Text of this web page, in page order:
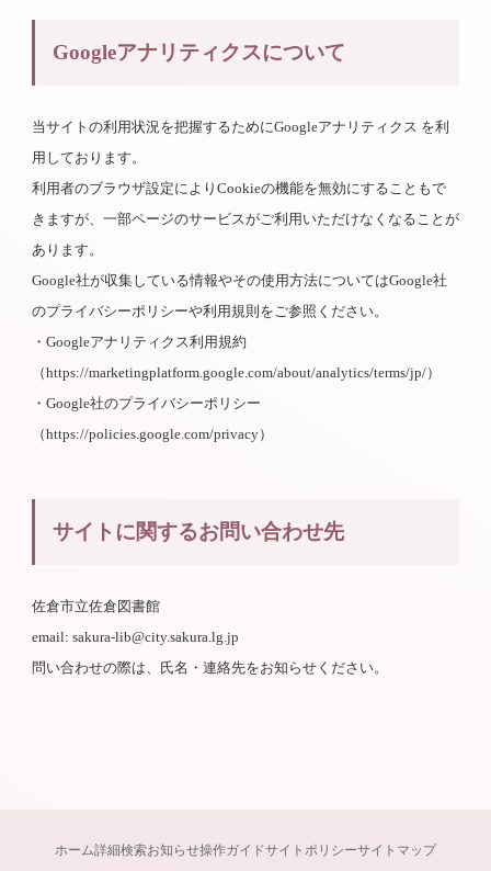
Googleアナリティクスについて
当サイトの利用状況を把握するためにGoogleアナリティクス を利
用しております。
利用者のブラウザ設定によりCookieの機能を無効にすることもで
きますが、一部ページのサービスがご利用いただけなくなることが
あります。
Google社が収集している情報やその使用方法についてはGoogle社
のプライバシーポリシーや利用規則をご参照ください。
・Googleアナリティクス利用規約
（https://marketingplatform.google.com/about/analytics/terms/jp/）
・Google社のプライバシーポリシー
（https://policies.google.com/privacy）
サイトに関するお問い合わせ先
佐倉市立佐倉図書館
email: sakura-lib@city.sakura.lg.jp
問い合わせの際は、氏名・連絡先をお知らせください。
ホーム詳細検索お知らせ操作ガイドサイトポリシーサイトマップ